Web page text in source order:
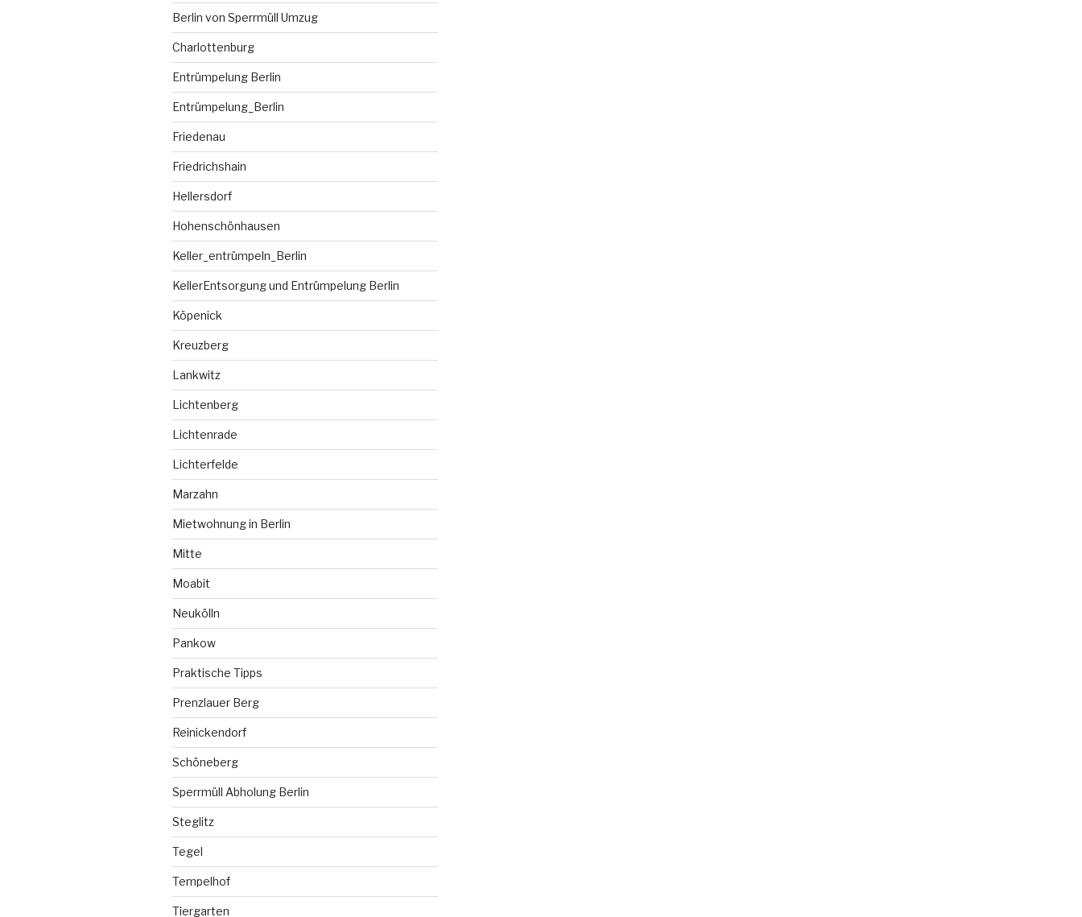
Berlin von Sperrmüll Umzug
Charlottenburg
Entrümpelung Berlin
Entrümpelung_Berlin
Friedenau
Friedrichshain
Hellersdorf
Hohenschönhausen
Keller_entrümpeln_Berlin
KellerEntsorgung und Entrümpelung Berlin
Köpenick
Kreuzberg
Lankwitz
Lichtenberg
Lichtenrade
Lichterfelde
Marzahn
Mietwohnung in Berlin
Mitte
Moabit
Neukölln
Pankow
Praktische Tipps
Prenzlauer Berg
Reinickendorf
Schöneberg
Sperrmüll Abholung Berlin
Steglitz
Tegel
Tempelhof
Tiergarten